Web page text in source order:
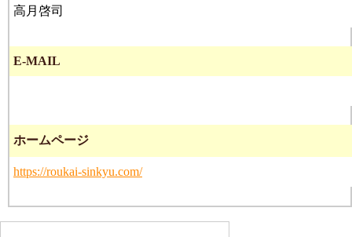
高月啓司
E-MAIL
ホームページ
https://roukai-sinkyu.com/